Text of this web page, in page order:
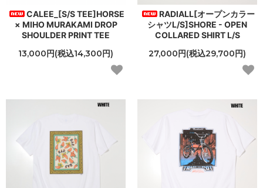
CALEE_[S/S TEE]HORSE
× MIHO MURAKAMI DROP
SHOULDER PRINT TEE
13,000円(税込14,300円)
RADIALL[オープンカラー
シャツL/S]SHORE - OPEN
COLLARED SHIRT L/S
27,000円(税込29,700円)